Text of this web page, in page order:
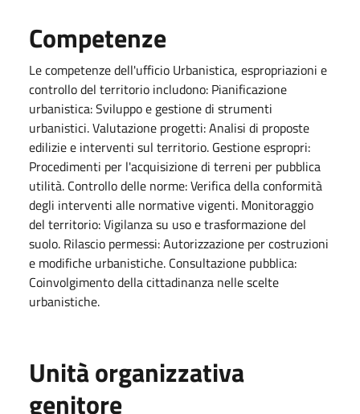
Competenze
Le competenze dell'ufficio Urbanistica, espropriazioni e
controllo del territorio includono: Pianificazione
urbanistica: Sviluppo e gestione di strumenti
urbanistici. Valutazione progetti: Analisi di proposte
edilizie e interventi sul territorio. Gestione espropri:
Procedimenti per l'acquisizione di terreni per pubblica
utilità. Controllo delle norme: Verifica della conformità
degli interventi alle normative vigenti. Monitoraggio
del territorio: Vigilanza su uso e trasformazione del
suolo. Rilascio permessi: Autorizzazione per costruzioni
e modifiche urbanistiche. Consultazione pubblica:
Coinvolgimento della cittadinanza nelle scelte
urbanistiche.
Unità organizzativa
genitore